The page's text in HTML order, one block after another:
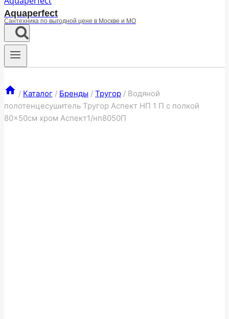
Aquaperfect
Сантехника по выгодной цене в Москве и МО
/ Каталог / Бренды / Тругор / Водяной
полотенцесушитель Тругор Аспект НП 1 П с полкой
80×50см хром Аспект1/нп8050П